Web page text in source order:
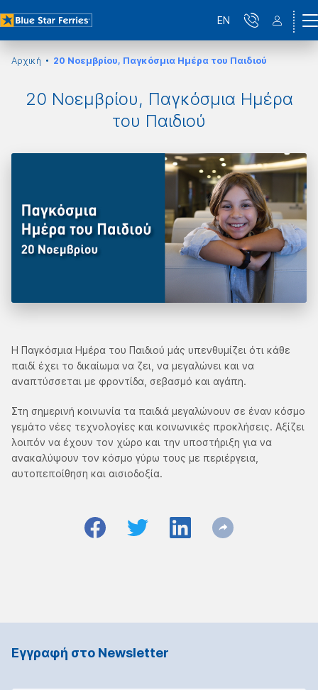
EN
Αρχική 20 Νοεμβρίου, Παγκόσμια Ημέρα του Παιδιού
20 Νοεμβρίου, Παγκόσμια Ημέρα
του Παιδιού
Η Παγκόσμια Ημέρα του Παιδιού μάς υπενθυμίζει ότι κάθε
παιδί έχει το δικαίωμα να ζει, να μεγαλώνει και να
αναπτύσσεται με φροντίδα, σεβασμό και αγάπη.
Στη σημερινή κοινωνία τα παιδιά μεγαλώνουν σε έναν κόσμο
γεμάτο νέες τεχνολογίες και κοινωνικές προκλήσεις. Αξίζει
λοιπόν να έχουν τον χώρο και την υποστήριξη για να
ανακαλύψουν τον κόσμο γύρω τους με περιέργεια,
αυτοπεποίθηση και αισιοδοξία.
Εγγραφή στο Νewsletter